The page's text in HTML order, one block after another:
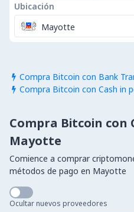
Ubicación
Mayotte
 Compra Bitcoin con Bank
 Compra Bitcoin con Cash in
Compra Bitcoin con
Mayotte
Comience a comprar
métodos de pago en Mayotte
Ocultar nuevos proveedores